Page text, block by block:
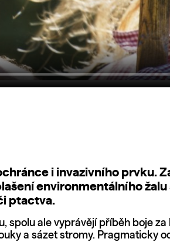
i invazivního prvku.
environmentálního žalu
ptactva.
spolu ale vyprávějí příběh boje za
a sázet stromy. Pragmaticky